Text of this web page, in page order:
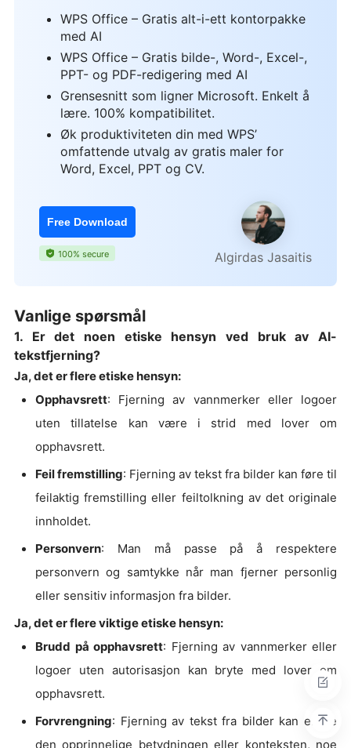
WPS Office – Gratis alt-i-ett kontorpakke
med AI
WPS Office – Gratis bilde-, Word-, Excel-,
PPT- og PDF-redigering med AI
Grensesnitt som ligner Microsoft. Enkelt å
lære. 100% kompatibilitet.
Øk produktiviteten din med WPS’
omfattende utvalg av gratis maler for
Word, Excel, PPT og CV.
Free Download
100% secure Algirdas Jasaitis
Vanlige spørsmål
1. Er det noen etiske hensyn ved bruk av AI-
tekstfjerning?
Ja, det er flere etiske hensyn:
Opphavsrett: Fjerning av vannmerker eller logoer
uten tillatelse kan være i strid med lover om
opphavsrett.
Feil fremstilling: Fjerning av tekst fra bilder kan føre til
feilaktig fremstilling eller feiltolkning av det originale
innholdet.
Personvern: Man må passe på å respektere
personvern og samtykke når man fjerner personlig
eller sensitiv informasjon fra bilder.
Ja, det er flere viktige etiske hensyn:
Brudd på opphavsrett: Fjerning av vannmerker eller
logoer uten autorisasjon kan bryte med lover om
opphavsrett.
Forvrengning: Fjerning av tekst fra bilder kan endre
den opprinnelige betydningen eller konteksten, noe